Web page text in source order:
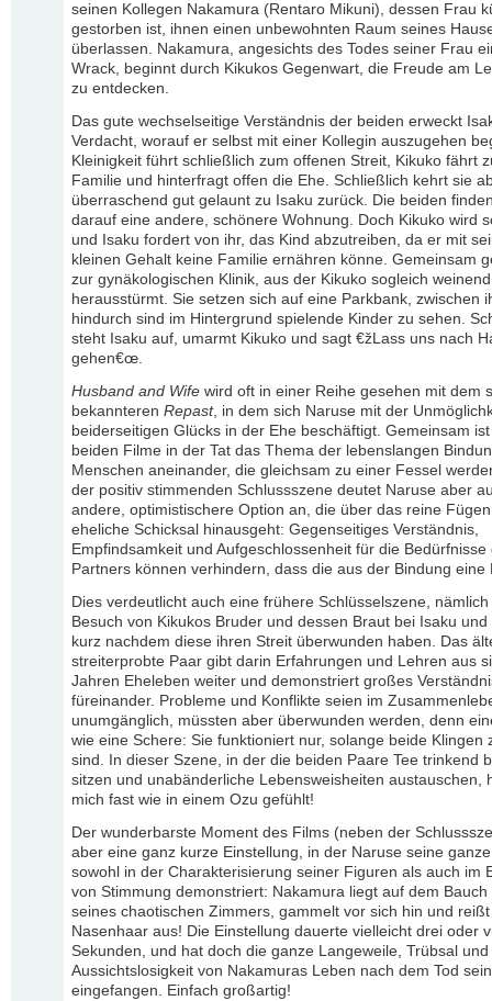
seinen Kollegen Nakamura (Rentaro Mikuni), dessen Frau
gestorben ist, ihnen einen unbewohnten Raum seines
überlassen. Nakamura, angesichts des Todes seiner Frau
Wrack, beginnt durch Kikukos Gegenwart, die Freude am
zu entdecken.
Das gute wechselseitige Verständnis der beiden erweckt
Verdacht, worauf er selbst mit einer Kollegin auszugehen
Kleinigkeit führt schließlich zum offenen Streit, Kikuko fährt
Familie und hinterfragt offen die Ehe. Schließlich kehrt sie
überraschend gut gelaunt zu Isaku zurück. Die beiden
darauf eine andere, schönere Wohnung. Doch Kikuko wird
und Isaku fordert von ihr, das Kind abzutreiben, da er mit
kleinen Gehalt keine Familie ernähren könne. Gemeinsam
zur gynäkologischen Klinik, aus der Kikuko sogleich weinend
herausstürmt. Sie setzen sich auf eine Parkbank, zwischen
hindurch sind im Hintergrund spielende Kinder zu sehen.
steht Isaku auf, umarmt Kikuko und sagt €žLass uns nach
gehen€œ.
Husband and Wife wird oft in einer Reihe gesehen mit dem
bekannteren Repast, in dem sich Naruse mit der
beiderseitigen Glücks in der Ehe beschäftigt. Gemeinsam
beiden Filme in der Tat das Thema der lebenslangen
Menschen aneinander, die gleichsam zu einer Fessel
der positiv stimmenden Schlussszene deutet Naruse aber
andere, optimistischere Option an, die über das reine
eheliche Schicksal hinausgeht: Gegenseitiges Verständnis,
Empfindsamkeit und Aufgeschlossenheit für die Bedürfnisse
Partners können verhindern, dass die aus der Bindung eine
Dies verdeutlicht auch eine frühere Schlüsselszene,
Besuch von Kikukos Bruder und dessen Braut bei Isaku und
kurz nachdem diese ihren Streit überwunden haben. Das
streiterprobte Paar gibt darin Erfahrungen und Lehren aus
Jahren Eheleben weiter und demonstriert großes
füreinander. Probleme und Konflikte seien im
unumgänglich, müssten aber überwunden werden, denn
wie eine Schere: Sie funktioniert nur, solange beide Klingen
sind. In dieser Szene, in der die beiden Paare Tee trinkend
sitzen und unabänderliche Lebensweisheiten austauschen,
mich fast wie in einem Ozu gefühlt!
Der wunderbarste Moment des Films (neben der
aber eine ganz kurze Einstellung, in der Naruse seine
sowohl in der Charakterisierung seiner Figuren als auch im
von Stimmung demonstriert: Nakamura liegt auf dem Bauch
seines chaotischen Zimmers, gammelt vor sich hin und
Nasenhaar aus! Die Einstellung dauerte vielleicht drei oder
Sekunden, und hat doch die ganze Langeweile, Trübsal und
Aussichtslosigkeit von Nakamuras Leben nach dem Tod
eingefangen. Einfach großartig!